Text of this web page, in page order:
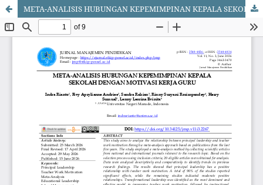
META-ANALISIS HUBUNGAN KEPEMIMPINAN KEPALA SEKOLAH DENGAN MOTIVASI KERJA GURU